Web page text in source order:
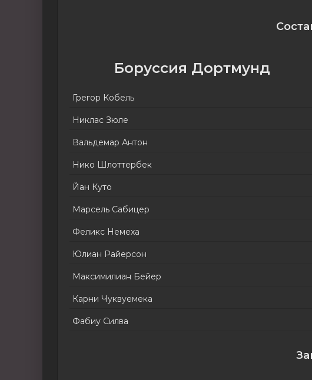
Боруссия Дортмунд
Грегор Кобель
Никлас Зюле
Вальдемар Антон
Нико Шлоттербек
Йан Куто
Марсель Сабицер
Феликс Немеха
Юлиан Райерсон
Максимилиан Бейер
Карни Чуквуемека
Фабиу Силва